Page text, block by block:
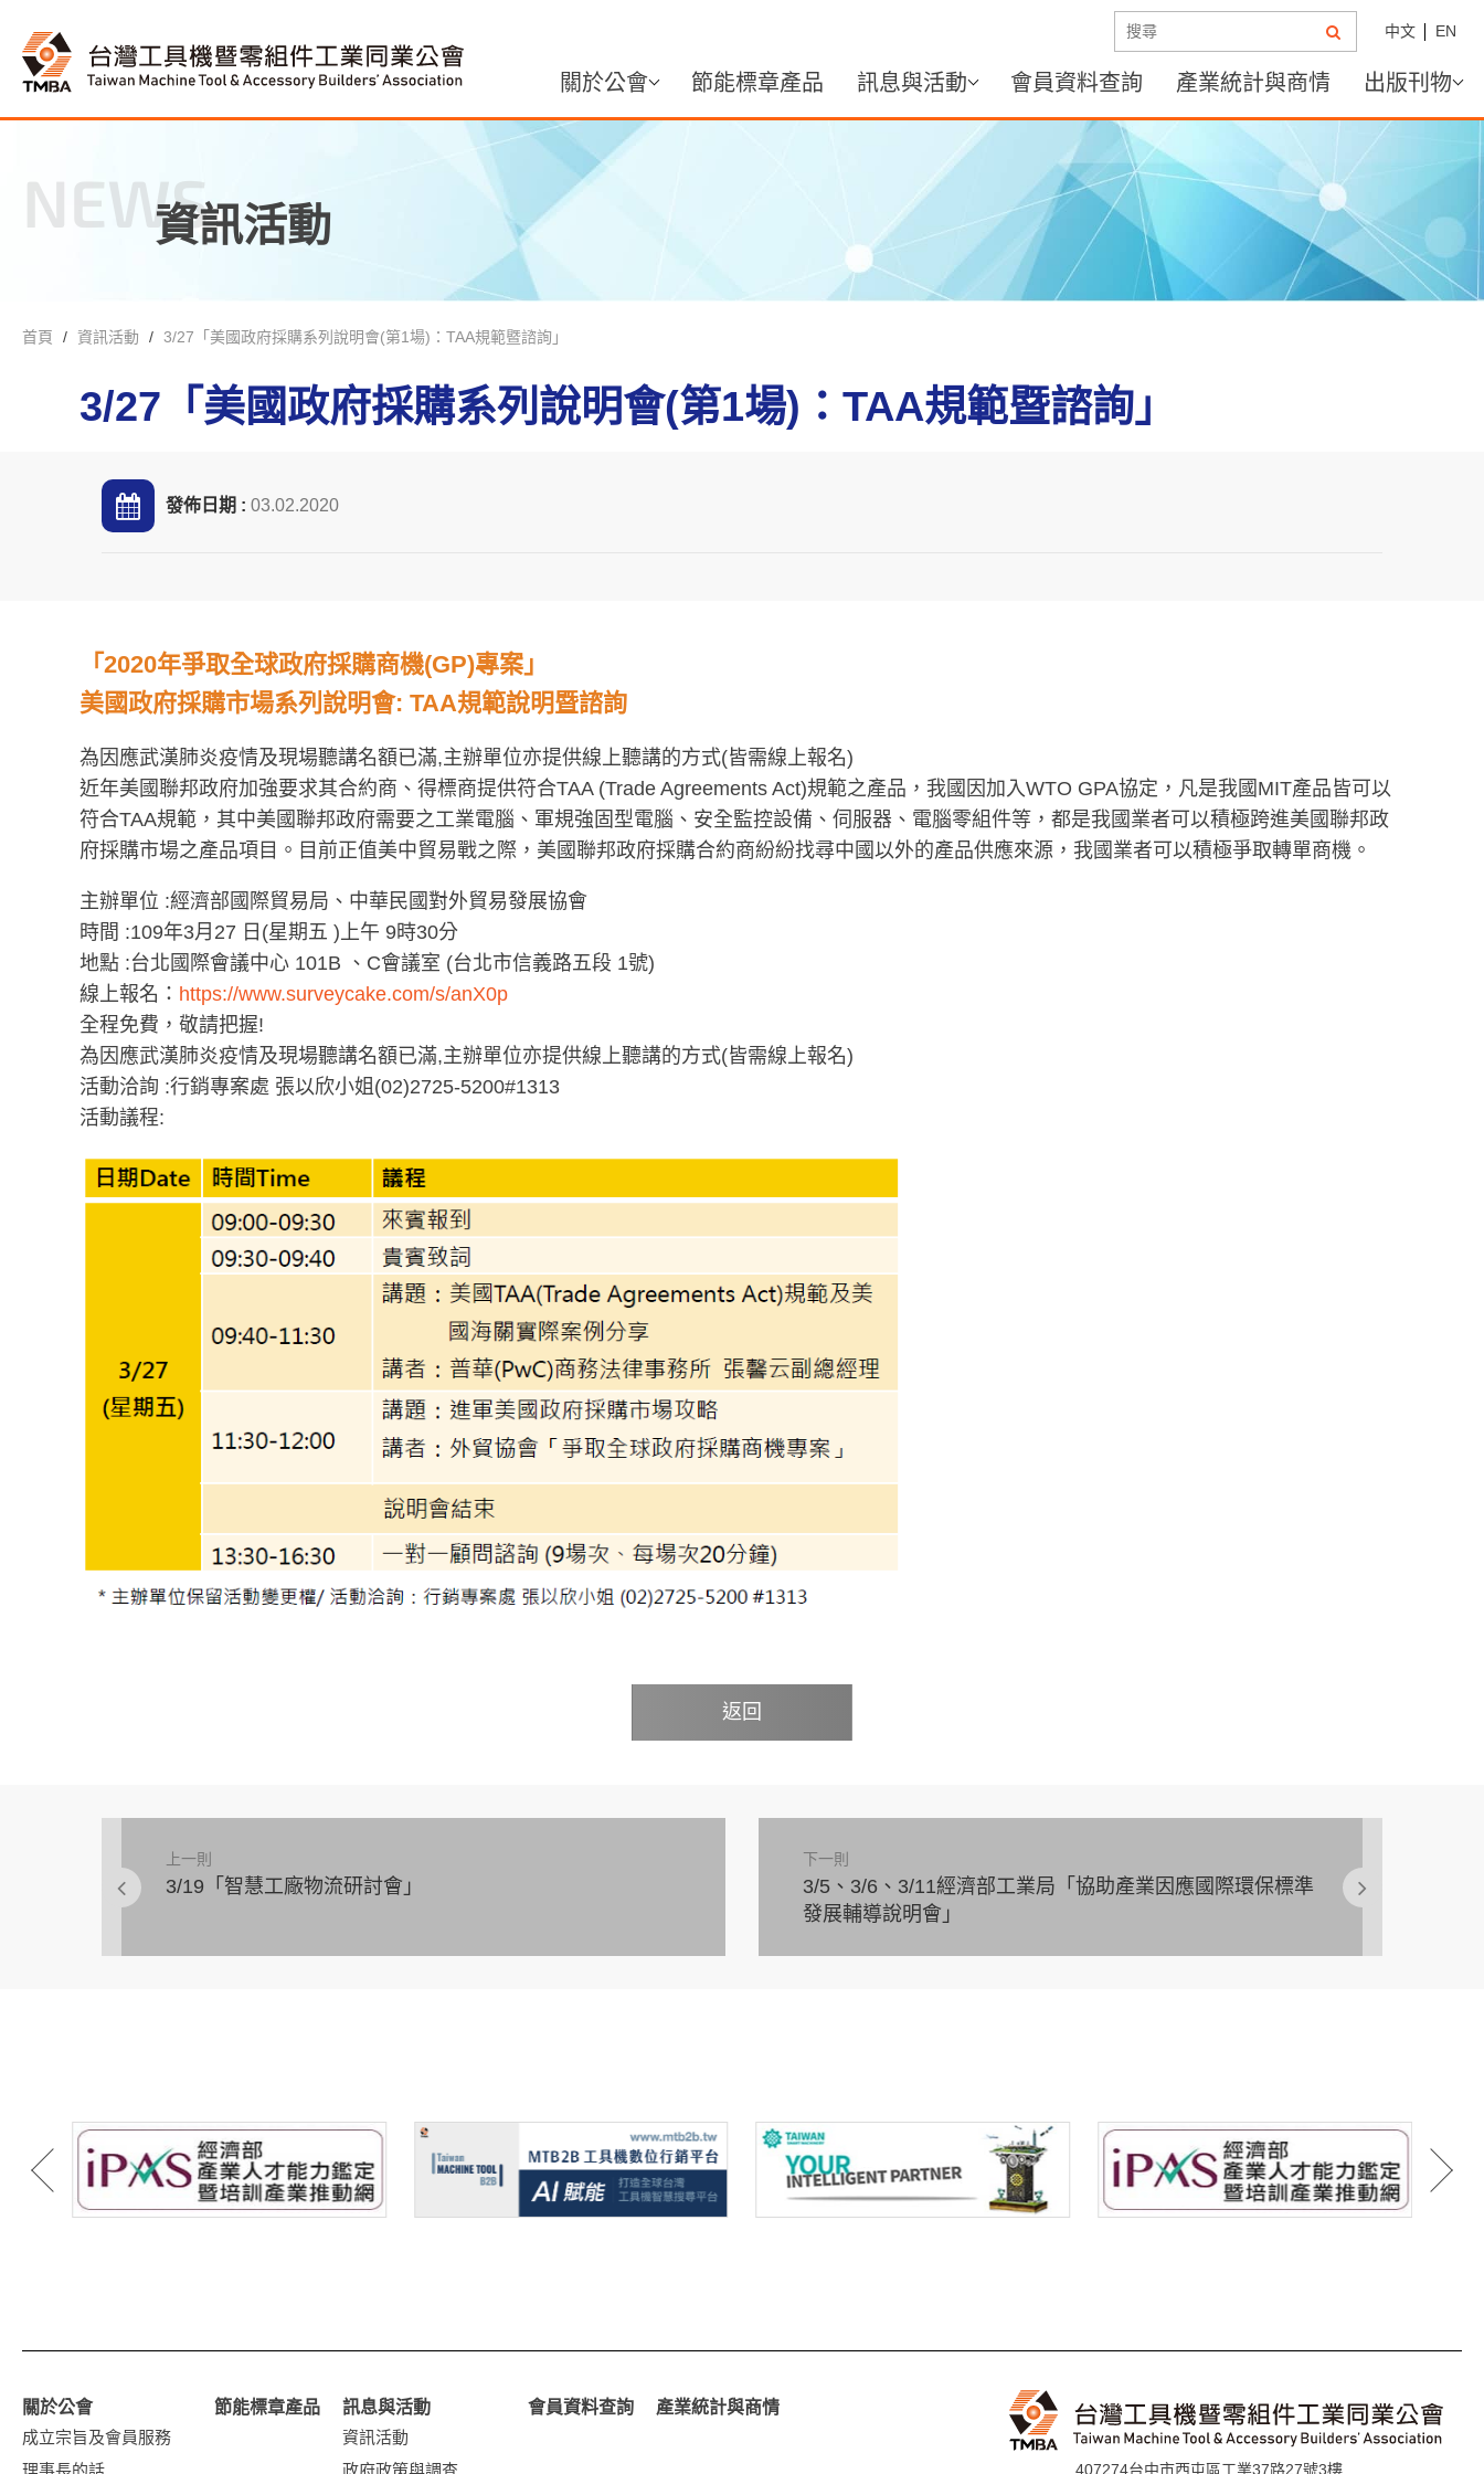
中文 EN
關於公會 節能標章產品 訊息與活動 會員資料查詢 產業統計與商情 出版刊物
NEWS資訊活動
首頁 資訊活動 3/27「美國政府採購系列說明會(第1場)：TAA規範暨諮詢」
3/27「美國政府採購系列說明會(第1場)：TAA規範暨諮詢」
發佈日期 : 03.02.2020
「2020年爭取全球政府採購商機(GP)專案」
美國政府採購市場系列說明會: TAA規範說明暨諮詢
為因應武漢肺炎疫情及現場聽講名額已滿,主辦單位亦提供線上聽講的方式(皆需線上報名)
近年美國聯邦政府加強要求其合約商、得標商提供符合TAA (Trade Agreements Act)規範之產品，我國因加入WTO GPA協定，凡是我國MIT產品皆可以
符合TAA規範，其中美國聯邦政府需要之工業電腦、軍規強固型電腦、安全監控設備、伺服器、電腦零組件等，都是我國業者可以積極跨進美國聯邦政
府採購市場之產品項目。目前正值美中貿易戰之際，美國聯邦政府採購合約商紛紛找尋中國以外的產品供應來源，我國業者可以積極爭取轉單商機。
主辦單位 :經濟部國際貿易局、中華民國對外貿易發展協會
時間 :109年3月27 日(星期五 )上午 9時30分
地點 :台北國際會議中心 101B 、C會議室 (台北市信義路五段 1號)
線上報名： https://www.surveycake.com/s/anX0p
全程免費，敬請把握!
為因應武漢肺炎疫情及現場聽講名額已滿,主辦單位亦提供線上聽講的方式(皆需線上報名)
活動洽詢 :行銷專案處 張以欣小姐(02)2725-5200#1313
活動議程:
返回
上一則
3/19「智慧工廠物流研討會」
下一則
3/5、3/6、3/11經濟部工業局「協助產業因應國際環保標準
發展輔導說明會」
關於公會
成立宗旨及會員服務
理事長的話
節能標章產品
訊息與活動
資訊活動
政府政策與調查
會員資料查詢 產業統計與商情
407274台中市西屯區工業37路27號3樓